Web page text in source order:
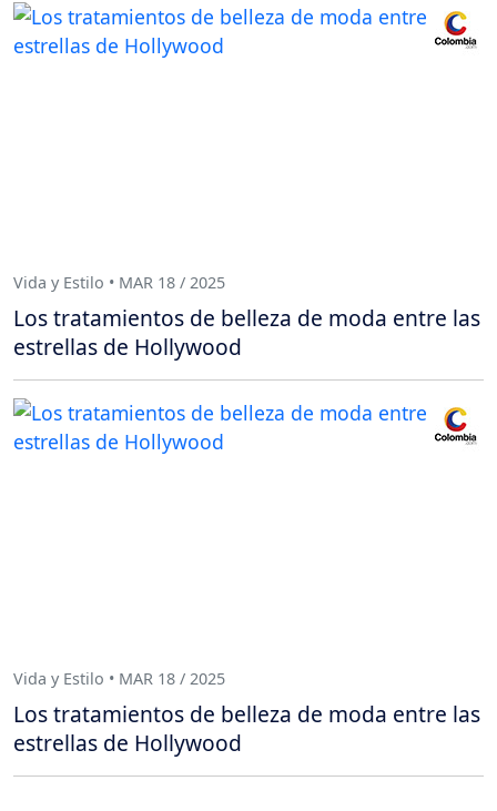
Vida y Estilo • MAR 18 / 2025
Los tratamientos de belleza de moda entre las
estrellas de Hollywood
Vida y Estilo • MAR 18 / 2025
Los tratamientos de belleza de moda entre las
estrellas de Hollywood